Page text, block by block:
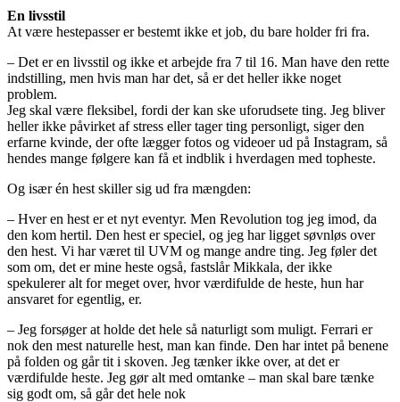
En livsstil
At være hestepasser er bestemt ikke et job, du bare holder fri fra.
– Det er en livsstil og ikke et arbejde fra 7 til 16. Man have den rette
indstilling, men hvis man har det, så er det heller ikke noget
problem.
Jeg skal være fleksibel, fordi der kan ske uforudsete ting. Jeg bliver
heller ikke påvirket af stress eller tager ting personligt, siger den
erfarne kvinde, der ofte lægger fotos og videoer ud på Instagram, så
hendes mange følgere kan få et indblik i hverdagen med topheste.
Og især én hest skiller sig ud fra mængden:
– Hver en hest er et nyt eventyr. Men Revolution tog jeg imod, da
den kom hertil. Den hest er speciel, og jeg har ligget søvnløs over
den hest. Vi har været til UVM og mange andre ting. Jeg føler det
som om, det er mine heste også, fastslår Mikkala, der ikke
spekulerer alt for meget over, hvor værdifulde de heste, hun har
ansvaret for egentlig, er.
– Jeg forsøger at holde det hele så naturligt som muligt. Ferrari er
nok den mest naturelle hest, man kan finde. Den har intet på benene
på folden og går tit i skoven. Jeg tænker ikke over, at det er
værdifulde heste. Jeg gør alt med omtanke – man skal bare tænke
sig godt om, så går det hele nok